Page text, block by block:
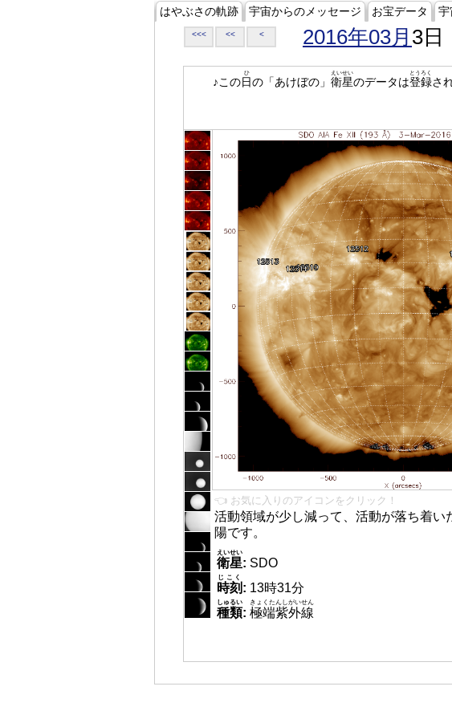
はやぶさの軌跡 宇宙からのメッセージ お宝データ 宇
<<< << < 2016年03月 3日
♪この日
ひ
の「あけぼの」 衛星
えいせい
のデータは登録
とうろく
さ
👈 お気に入りのアイコンをクリック！
活動領域が少し減って、活動が落ち着い
陽です。
衛星
えいせい
: SDO
時刻
じこく
: 13時31分
種類
しゅるい
: 極端紫外線
きょくたんしがいせん